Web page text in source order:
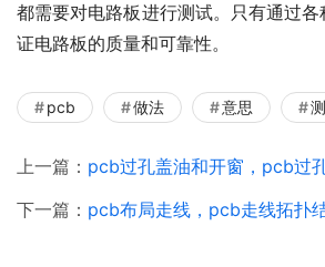
都需要对电路板进行测试。只有通过
证电路板的质量和可靠性。
pcb 做法 意思
上一篇： pcb过孔盖油和开窗，pcb过
下一篇： pcb布局走线，pcb走线拓扑